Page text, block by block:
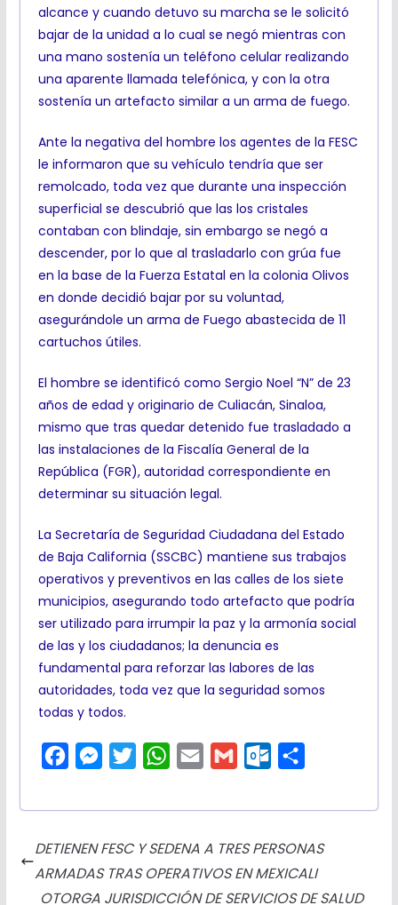
alcance y cuando detuvo su marcha se le solicitó
bajar de la unidad a lo cual se negó mientras con
una mano sostenía un teléfono celular realizando
una aparente llamada telefónica, y con la otra
sostenía un artefacto similar a un arma de fuego.
Ante la negativa del hombre los agentes de la FESC
le informaron que su vehículo tendría que ser
remolcado, toda vez que durante una inspección
superficial se descubrió que las los cristales
contaban con blindaje, sin embargo se negó a
descender, por lo que al trasladarlo con grúa fue
en la base de la Fuerza Estatal en la colonia Olivos
en donde decidió bajar por su voluntad,
asegurándole un arma de Fuego abastecida de 11
cartuchos útiles.
El hombre se identificó como Sergio Noel “N” de 23
años de edad y originario de Culiacán, Sinaloa,
mismo que tras quedar detenido fue trasladado a
las instalaciones de la Fiscalía General de la
República (FGR), autoridad correspondiente en
determinar su situación legal.
La Secretaría de Seguridad Ciudadana del Estado
de Baja California (SSCBC) mantiene sus trabajos
operativos y preventivos en las calles de los siete
municipios, asegurando todo artefacto que podría
ser utilizado para irrumpir la paz y la armonía social
de las y los ciudadanos; la denuncia es
fundamental para reforzar las labores de las
autoridades, toda vez que la seguridad somos
todas y todos.
c
o
M
s
i
e
W
a
A
a
a
t
o
m
r
DETIENEN FESC Y SEDENA A TRES PERSONAS
ARMADAS TRAS OPERATIVOS EN MEXICALI
OTORGA JURISDICCIÓN DE SERVICIOS DE SALUD